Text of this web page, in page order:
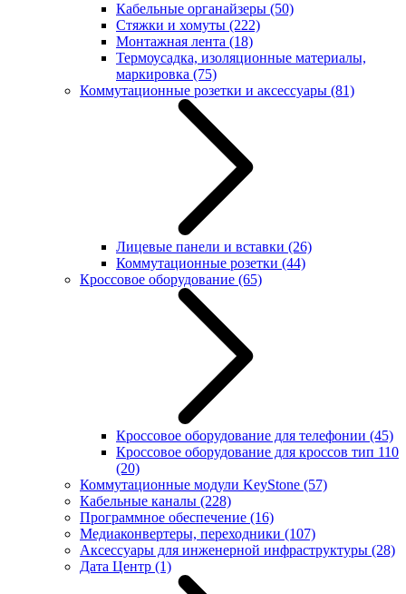
Кабельные органайзеры (50)
Стяжки и хомуты (222)
Монтажная лента (18)
Термоусадка, изоляционные материалы,
маркировка (75)
Коммутационные розетки и аксессуары (81)
Лицевые панели и вставки (26)
Коммутационные розетки (44)
Кроссовое оборудование (65)
Кроссовое оборудование для телефонии (45)
Кроссовое оборудование для кроссов тип 110
(20)
Коммутационные модули KeyStone (57)
Кабельные каналы (228)
Программное обеспечение (16)
Медиаконвертеры, переходники (107)
Аксессуары для инженерной инфраструктуры (28)
Дата Центр (1)